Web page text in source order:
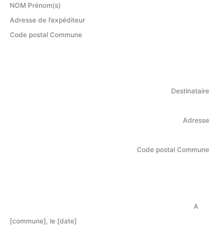
NOM Prénom(s)
Adresse de l’expéditeur
Code postal Commune
Destinataire
Adresse
Code postal Commune
A
[commune], le [date]